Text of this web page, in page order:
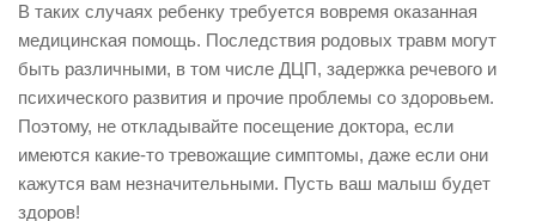
В таких случаях ребенку требуется вовремя оказанная
медицинская помощь. Последствия родовых травм могут
быть различными, в том числе ДЦП, задержка речевого и
психического развития и прочие проблемы со здоровьем.
Поэтому, не откладывайте посещение доктора, если
имеются какие-то тревожащие симптомы, даже если они
кажутся вам незначительными. Пусть ваш малыш будет
здоров!